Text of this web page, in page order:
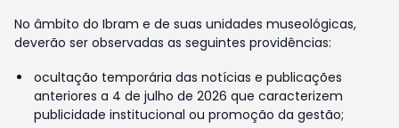
No âmbito do Ibram e de suas unidades museológicas,
deverão ser observadas as seguintes providências:
ocultação temporária das notícias e publicações
anteriores a 4 de julho de 2026 que caracterizem
publicidade institucional ou promoção da gestão;